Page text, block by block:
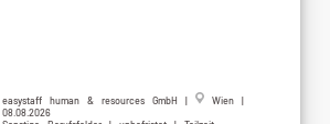
easystaff human & resources GmbH |
Wien |
08.08.2026